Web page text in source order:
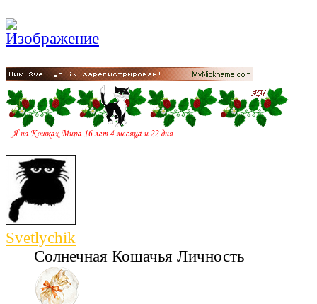
Svetlychik
Солнечная Кошачья Личность